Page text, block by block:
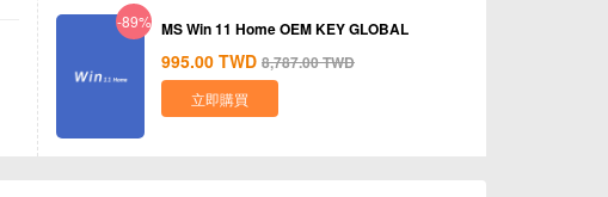
-89% MS Win 11 Home OEM KEY GLOBAL
995.00 TWD 8,787.00TWD
立即購買